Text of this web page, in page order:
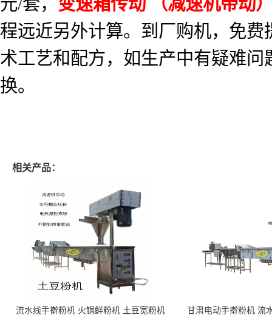
程远近另外计算。到厂购机，免
术工艺和配方，如生产中有疑难
换。
相关产品：
流水线手擀粉机 火锅鲜粉机 土豆宽粉机 甘肃电动手擀粉机 流